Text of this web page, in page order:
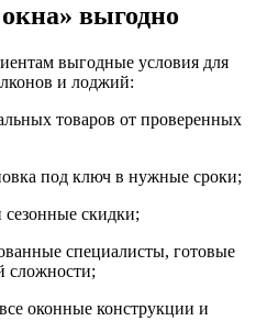
выгодно
выгодные условия для
и лоджий:
товаров от проверенных
под ключ в нужные сроки;
скидки;
специалисты, готовые
сложности;
оконные конструкции и